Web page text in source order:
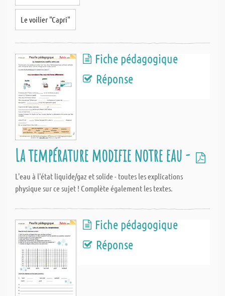
Le voilier "Capri"
Fiche pédagogique
Réponse
La température modifie notre eau -
L'eau à l'état liquide/gaz et solide - toutes les explications
physique sur ce sujet ! Complète également les textes.
Fiche pédagogique
Réponse